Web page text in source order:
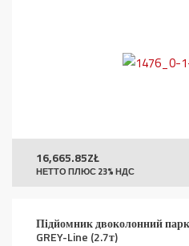
16,665.85ZŁ
НЕТТО ПЛЮС 23% НДС
Підйомник двоколонний
GREY-Line (2.7т)